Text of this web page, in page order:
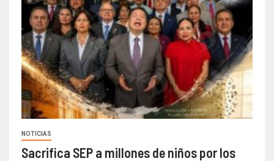
NOTICIAS
Sacrifica SEP a millones de niños por los